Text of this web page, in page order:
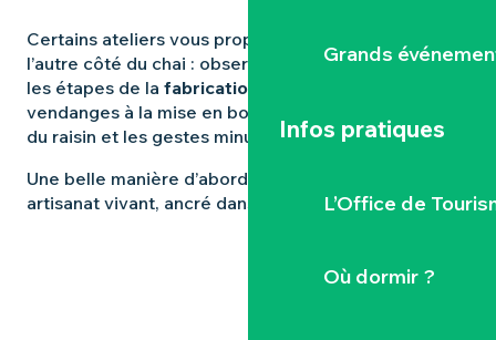
Grands
Infos pratiques
L’Office de
Où dormir ?
Certains ateliers vous proposent de passer de
l’autre côté du chai : observer, toucher, comprendre
les étapes de la fabrication des vins
vendanges à la mise en bouteille, suivez le parcours
du raisin et les gestes minutieux des vignerons.
Une belle manière d’aborder le vin comme un
artisanat vivant, ancré dans le temps et le paysage.